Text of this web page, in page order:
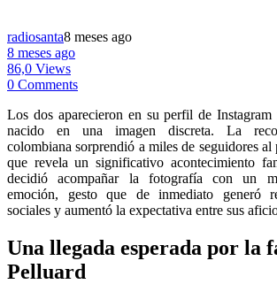
radiosanta8 meses ago
8 meses ago
86,0 Views
0 Comments
Los dos aparecieron en su perfil de Instagram
nacido en una imagen discreta. La
colombiana sorprendió a miles de seguidores
que revela un significativo acontecimiento
decidió acompañar la fotografía con un
emoción, gesto que de inmediato generó
sociales y aumentó la expectativa entre sus
Una llegada esperada por la
Pelluard